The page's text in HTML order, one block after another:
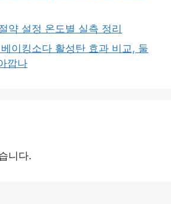
약 설정 온도별 실측 정리
이킹소다 활성탄 효과 비교, 둘
깝나
니다.